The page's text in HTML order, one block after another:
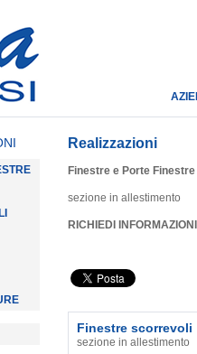
Realizzazioni
Finestre e Porte Finestre
sezione in allestimento
RICHIEDI
Finestre scorrevoli
sezione in allestimento